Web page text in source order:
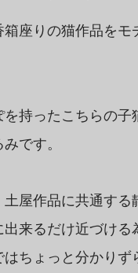
座りの猫作品をモ
持ったこちらの子
です。
屋作品に共通する
来るだけ近づける
ちょっと分かりず